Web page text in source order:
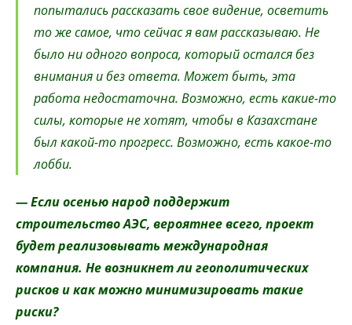
попытались рассказать свое видение, осветить
то же самое, что сейчас я вам рассказываю. Не
было ни одного вопроса, который остался без
внимания и без ответа. Может быть, эта
работа недостаточна. Возможно, есть какие-то
силы, которые не хотят, чтобы в Казахстане
был какой-то прогресс. Возможно, есть какое-то
лобби.
— Если осенью народ поддержит
строительство АЭС, вероятнее всего, проект
будет реализовывать международная
компания. Не возникнет ли геополитических
рисков и как можно минимизировать такие
риски?